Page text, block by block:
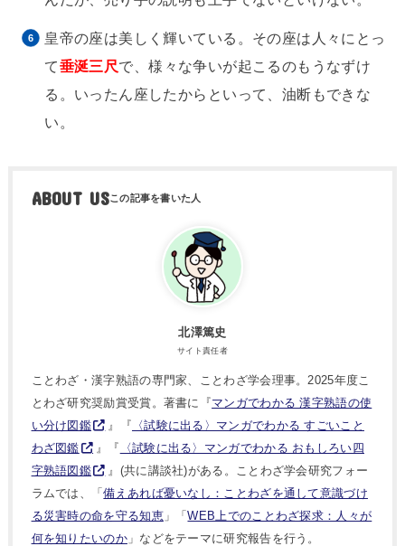
皇帝の座は美しく輝いている。その座は人々にとっ
て垂涎三尺で、様々な争いが起こるのもうなずけ
る。いったん座したからといって、油断もできな
い。
ABOUT US
北澤篤史
サイト責任者
ことわざ・漢字熟語の専門家、ことわざ学会理事。2025年度こ
とわざ研究奨励賞受賞。著書に『マンガでわかる 漢字熟語の使
い分け図鑑
』『 〈試験に出る〉マンガでわかる すごいこと
わざ図鑑
』『
〈試験に出る〉マンガでわかる おもしろい四
字熟語図鑑
』(共に講談社)がある。ことわざ学会研究フォー
ラムでは、「備えあれば憂いなし：ことわざを通して意識づけ
る災害時の命を守る知恵」「WEB上でのことわざ探求：人々が
何を知りたいのか」などをテーマに研究報告を行う。